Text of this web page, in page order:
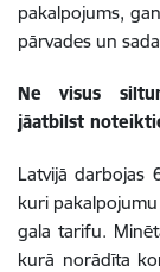
pakalpojums,
pārvades un
Ne visus
jāatbilst
Latvijā darbojas
kuri
gala tarifu.
kurā norādīta